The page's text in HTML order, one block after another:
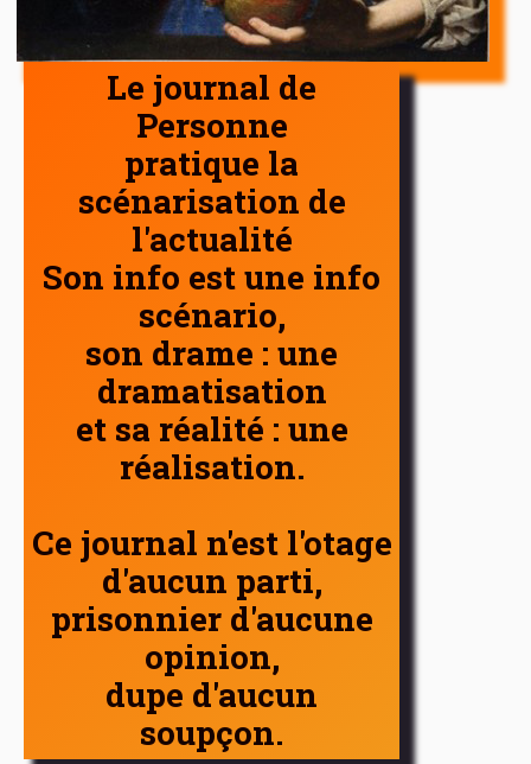
Le journal de
Personne
pratique la
scénarisation de
l'actualité
Son info est une info
scénario,
son drame : une
dramatisation
et sa réalité : une
réalisation.
Ce journal n'est l'otage
d'aucun parti,
prisonnier d'aucune
opinion,
dupe d'aucun
soupçon.